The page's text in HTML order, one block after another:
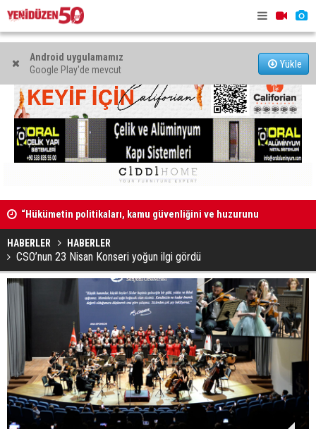
Android uygulamamız
Google Play'de mevcut
Yükle
“Hükümetin politikaları, kamu güvenliğini ve huzurunu
bozdu”
HABERLER HABERLER
CSO’nun 23 Nisan Konseri yoğun ilgi gördü